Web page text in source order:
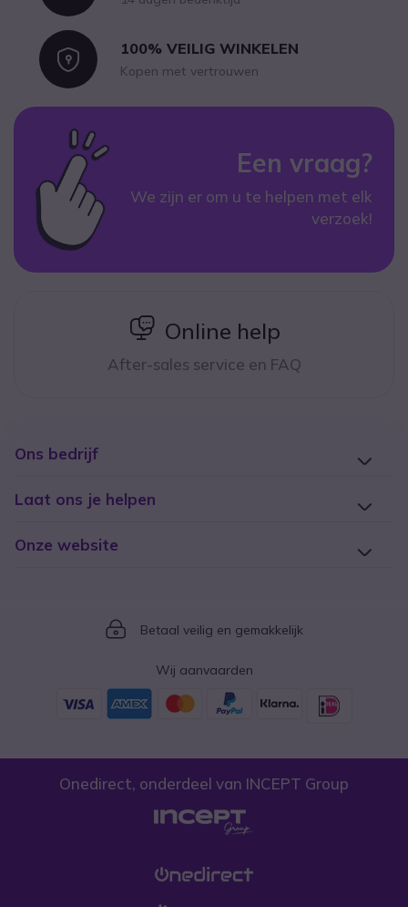
Icon100% VEILIG WINKELEN
Kopen met vertrouwen
Een vraag?
We zijn er om u te helpen met elk
verzoek!
icon
Online help
After-sales service en FAQ
Ons bedrijf
Laat ons je helpen
Onze website
Icon
Betaal veilig en gemakkelijk
Wij aanvaarden
Onedirect, onderdeel van INCEPT Group